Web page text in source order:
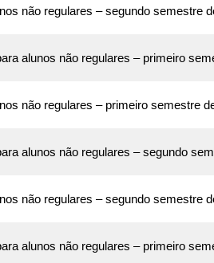
não regulares – segundo semestre
alunos não regulares – primeiro
não regulares – primeiro semestre
alunos não regulares – segundo
não regulares – segundo semestre
alunos não regulares – primeiro